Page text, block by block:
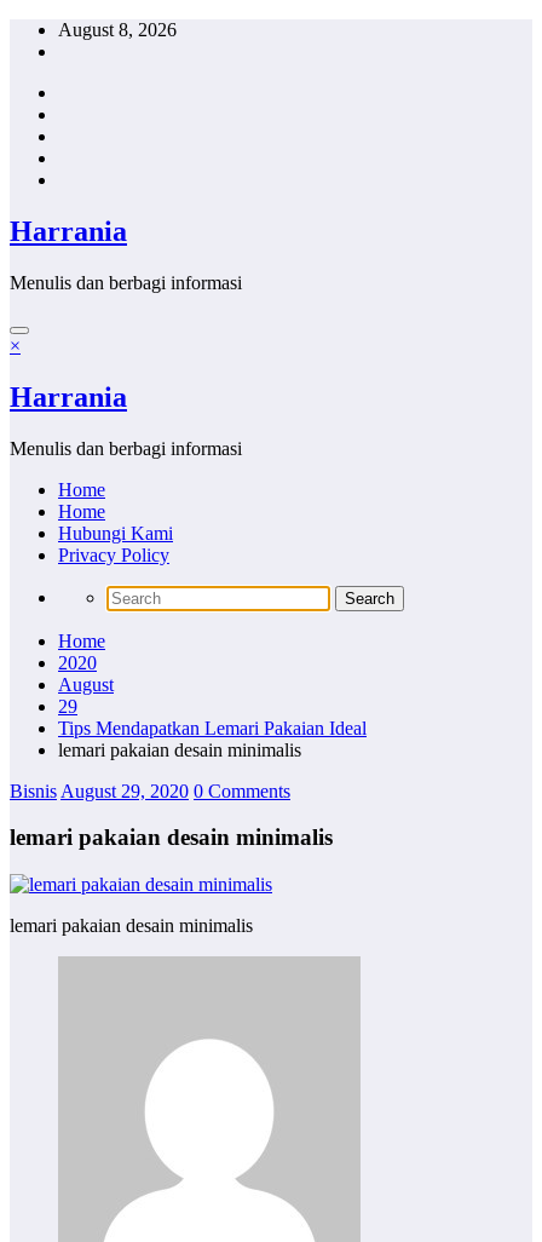
Skip
August 8, 2026
Harrania
Menulis dan berbagi informasi
×
Harrania
Menulis dan berbagi informasi
Home
Home
Hubungi Kami
Privacy Policy
Home
2020
August
29
Tips Mendapatkan Lemari Pakaian Ideal
lemari pakaian desain minimalis
Bisnis August 29, 2020 0 Comments
lemari pakaian desain minimalis
lemari pakaian desain minimalis